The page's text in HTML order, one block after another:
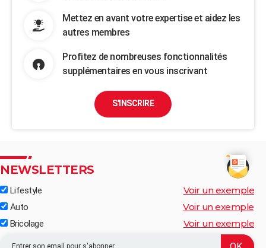
Mettez en avant votre expertise et aidez les
autres membres
Profitez de nombreuses fonctionnalités
supplémentaires en vous inscrivant
S'INSCRIRE
NEWSLETTERS
Lifestyle Voir un exemple
Auto Voir un exemple
Bricolage Voir un exemple